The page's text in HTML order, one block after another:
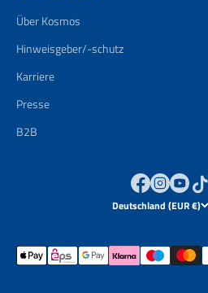
Über Kosmos
Hinweisgeber/-schutz
Karriere
Presse
B2B
Deutschland (EUR €)